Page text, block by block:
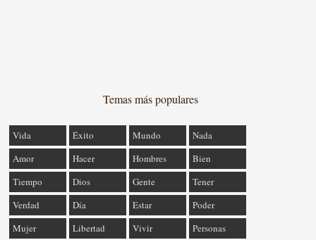
Temas más populares
Vida Éxito Mundo
Nada
Amor
Hacer Hombres
Bien
Tiempo
Dios Gente
Tener
Verdad
Día Estar
Poder
Mujer
Libertad Vivir Personas